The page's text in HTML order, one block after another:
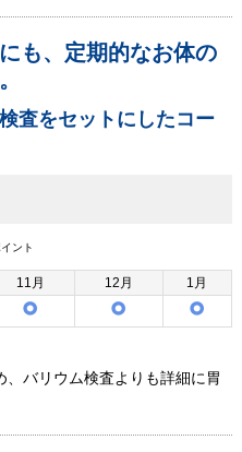
も、定期的なお体の
査をセットにしたコー
ント
11 月 12 月 1 月
バリウム検査よりも詳細に胃